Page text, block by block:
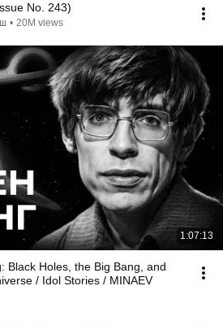
No. 243)
• 20M views
1:07:13
Black Holes, the Big Bang, and
/ Idol Stories / MINAEV